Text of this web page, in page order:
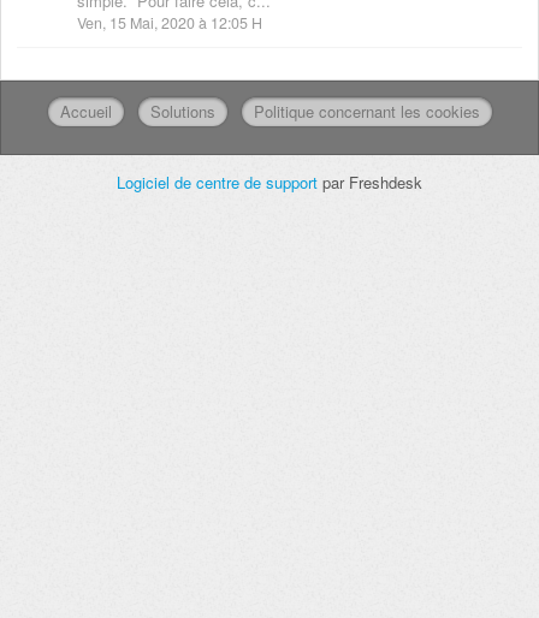
Ven, 15 Mai, 2020 à 12:05 H
Accueil Solutions Politique concernant les cookies
Logiciel de centre de support par Freshdesk